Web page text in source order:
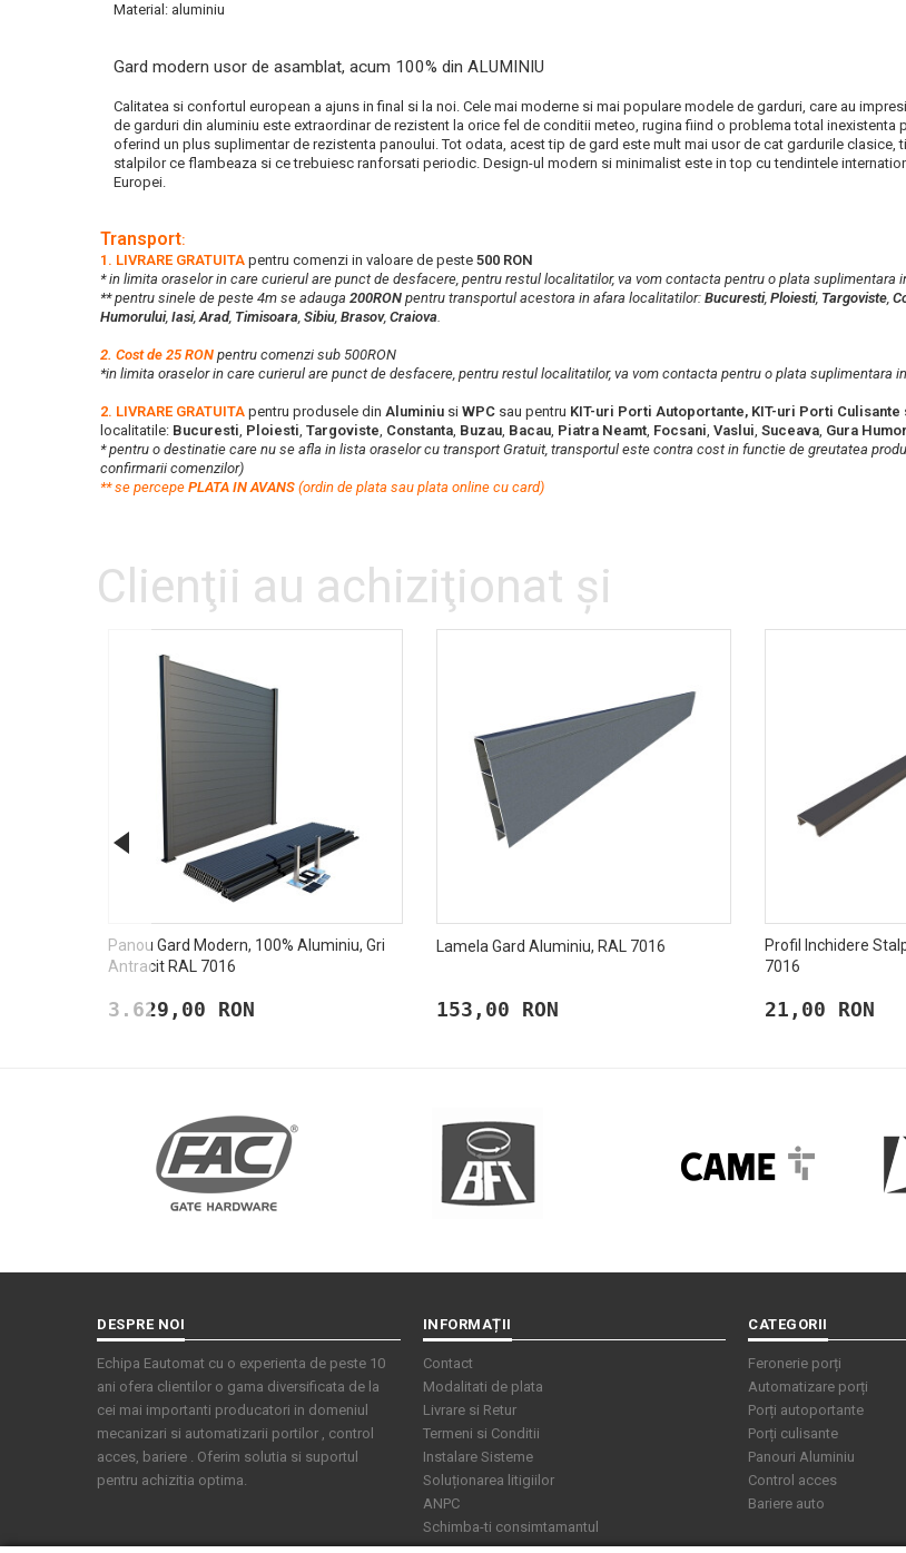
Material: aluminiu
Gard modern usor de asamblat, acum 100% din ALUMINIU
Calitatea si confortul european a ajuns in final si la noi. Cele mai moderne si mai populare modele de garduri, care au
de garduri din aluminiu este extraordinar de rezistent la orice fel de conditii meteo, rugina fiind o problema total
oferind un plus suplimentar de rezistenta panoului. Tot odata, acest tip de gard este mult mai usor de cat gardurile
stalpilor ce flambeaza si ce trebuiesc ranforsati periodic. Design-ul modern si minimalist este in top cu tendintele
Europei.
Transport:
1. LIVRARE GRATUITA pentru comenzi in valoare de peste 500 RON
* in limita oraselor in care curierul are punct de desfacere, pentru restul localitatilor, va vom contacta pentru o plata suplimentara
** pentru sinele de peste 4m se adauga 200RON pentru transportul acestora in afara localitatilor: Bucuresti, Ploiesti, Targoviste,
Humorului, Iasi,Arad, Timisoara, Sibiu, Brasov, Craiova.
2. Cost de 25 RON pentru comenzi sub 500RON
*in limita oraselor in care curierul are punct de desfacere, pentru restul localitatilor, va vom contacta pentru o plata suplimentara
2. LIVRARE GRATUITA pentru produsele din Aluminiu si WPC sau pentru KIT-uri Porti Autoportante, KIT-uri Porti Culisante
localitatile: Bucuresti, Ploiesti, Targoviste, Constanta, Buzau, Bacau, Piatra Neamt, Focsani, Vaslui, Suceava, Gura
* pentru o destinatie care nu se afla in lista oraselor cu transport Gratuit, transportul este contra cost in functie de greutatea
confirmarii comenzilor)
**se percepe PLATA IN AVANS (ordin de plata sau plata online cu card)
Clienţii au achiziţionat şi
Panou Gard Modern, 100% Aluminiu, Gri
Antracit RAL 7016
3.629,00 RON
Lamela Gard Aluminiu, RAL 7016
153,00 RON
Profil Inchidere
7016
21,00 RON
DESPRE NOI
Echipa Eautomat cu o experienta de peste 10
ani ofera clientilor o gama diversificata de la
cei mai importanti producatori in domeniul
mecanizari si automatizarii portilor , control
acces, bariere . Oferim solutia si suportul
pentru achizitia optima.
INFORMAȚII
Contact
Modalitati de plata
Livrare si Retur
Termeni si Conditii
Instalare Sisteme
Soluționarea litigiilor
ANPC
Schimba-ti consimtamantul
CATEGORII
Feronerie porți
Automatizare porți
Porți autoportante
Porți culisante
Panouri Aluminiu
Control acces
Bariere auto